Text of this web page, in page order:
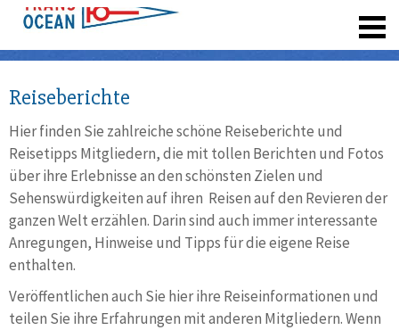
Reiseberichte
Hier finden Sie zahlreiche schöne Reiseberichte und
Reisetipps Mitgliedern, die mit tollen Berichten und Fotos
über ihre Erlebnisse an den schönsten Zielen und
Sehenswürdigkeiten auf ihren Reisen auf den Revieren der
ganzen Welt erzählen. Darin sind auch immer interessante
Anregungen, Hinweise und Tipps für die eigene Reise
enthalten.
Veröffentlichen auch Sie hier ihre Reiseinformationen und
teilen Sie ihre Erfahrungen mit anderen Mitgliedern. Wenn